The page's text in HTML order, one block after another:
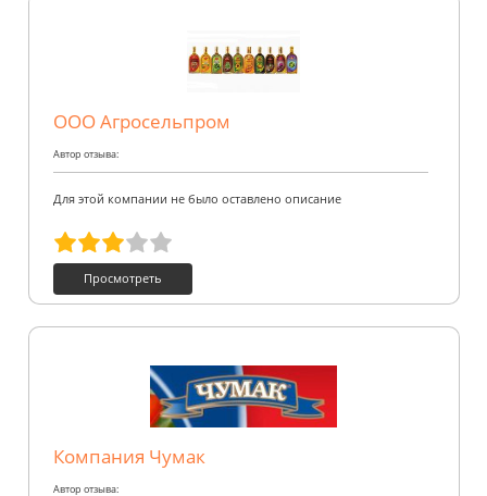
ООО Агросельпром
Автор отзыва:
Для этой компании не было оставлено описание
Просмотреть
Компания Чумак
Автор отзыва: